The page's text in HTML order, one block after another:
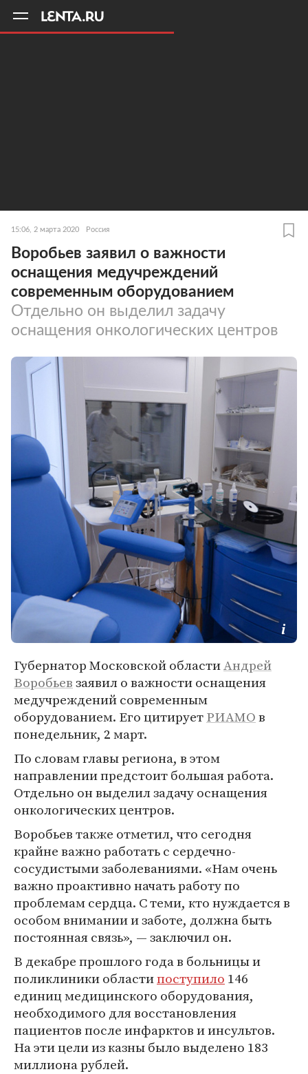
15:06, 2 марта 2020 Россия
Воробьев заявил о важности
оснащения медучреждений
современным оборудованием
Отдельно он выделил задачу
оснащения онкологических центров
Губернатор Московской областиАндрей
Воробьевзаявил о важности оснащения
медучреждений современным
оборудованием. Его цитируетРИАМОв
понедельник, 2 март.
По словам главы региона, в этом
направлении предстоит большая работа.
Отдельно он выделил задачу оснащения
онкологических центров.
Воробьев также отметил, что сегодня
крайне важно работать с сердечно-
сосудистыми заболеваниями. «Нам очень
важно проактивно начать работу по
проблемам сердца. С теми, кто нуждается в
особом внимании и заботе, должна быть
постоянная связь», — заключил он.
В декабре прошлого года в больницы и
поликлиники областипоступило 146
единиц медицинского оборудования,
необходимого для восстановления
пациентов после инфарктов и инсультов.
На эти цели из казны было выделено 183
миллиона рублей.